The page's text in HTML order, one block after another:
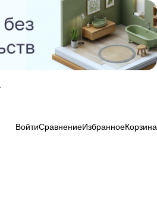
ВойтиСравнениеИзбранноеКорзина